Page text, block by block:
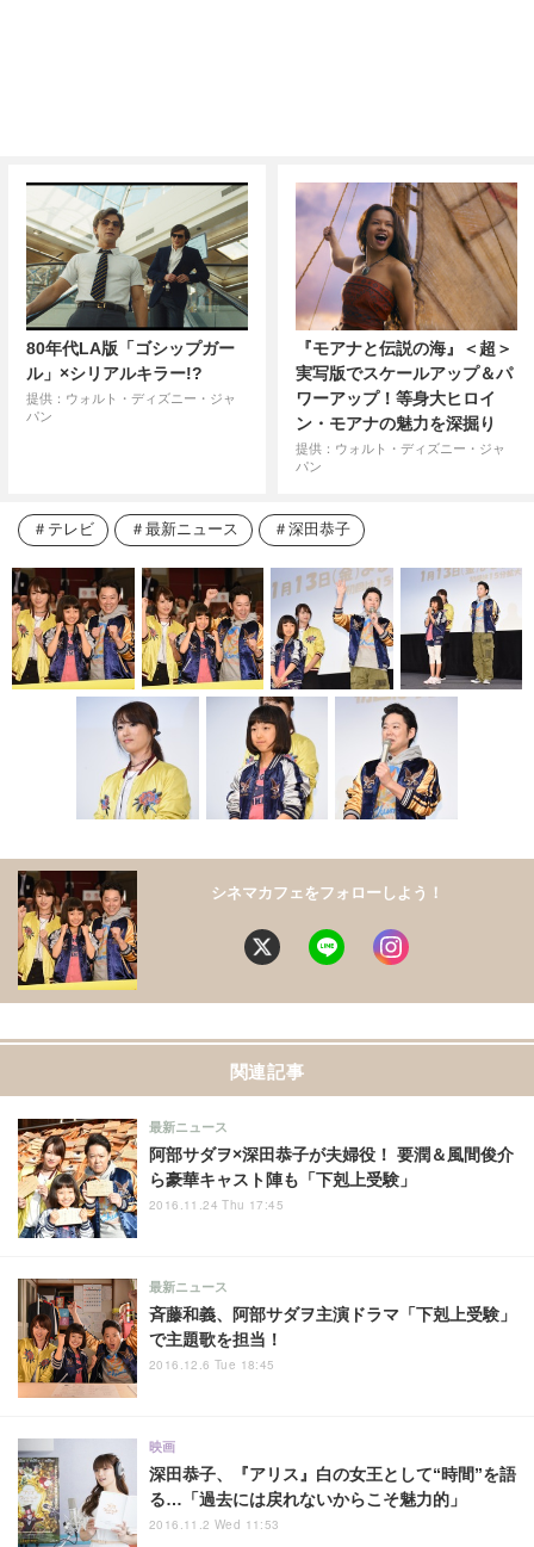
80年代LA版「ゴシップガー
ル」×シリアルキラー!?
提供：ウォルト・ディズニー・ジャ
パン
『モアナと伝説の海』＜超＞
実写版でスケールアップ＆パ
ワーアップ！等身大ヒロイ
ン・モアナの魅力を深掘り
提供：ウォルト・ディズニー・ジャ
パン
テレビ 最新ニュース 深田恭子
シネマカフェをフォローしよう！
関連記事
阿部サダヲ×深田恭子が夫婦役！ 要潤＆風間俊介
ら豪華キャスト陣も「下剋上受験」
最新ニュース
2016.11.24 Thu 17:45
斉藤和義、阿部サダヲ主演ドラマ「下剋上受験」
で主題歌を担当！
最新ニュース
2016.12.6 Tue 18:45
深田恭子、『アリス』白の女王として“時間”を語
る…「過去には戻れないからこそ魅力的」
映画
2016.11.2 Wed 11:53